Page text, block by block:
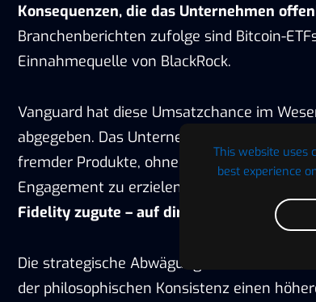
This website uses
best experience
Konsequenzen, die das Unternehmen
Branchenberichten zufolge sind Bitcoin-
Einnahmequelle von BlackRock.
Vanguard hat diese Umsatzchance im
abgegeben. Das Unternehmen ermöglicht
fremder Produkte, ohne selbst
Engagement zu erzielen.
Fidelity zugute – auf direkte Kosten von
Die strategische Abwägung offenbart klare
der philosophischen Konsistenz einen